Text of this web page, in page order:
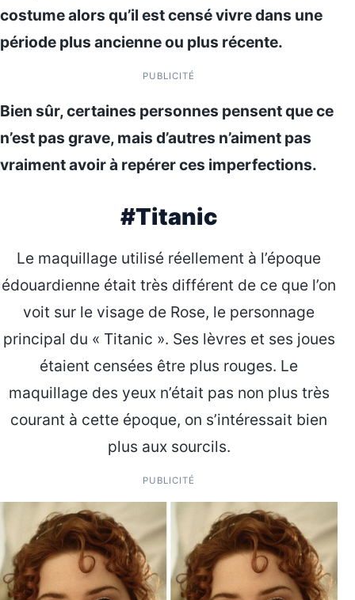
costume alors qu’il est censé vivre dans une
période plus ancienne ou plus récente.
PUBLICITÉ
Bien sûr, certaines personnes pensent que ce
n’est pas grave, mais d’autres n’aiment pas
vraiment avoir à repérer ces imperfections.
#Titanic
Le maquillage utilisé réellement à l’époque
édouardienne était très différent de ce que l’on
voit sur le visage de Rose, le personnage
principal du « Titanic ». Ses lèvres et ses joues
étaient censées être plus rouges. Le
maquillage des yeux n’était pas non plus très
courant à cette époque, on s’intéressait bien
plus aux sourcils.
PUBLICITÉ